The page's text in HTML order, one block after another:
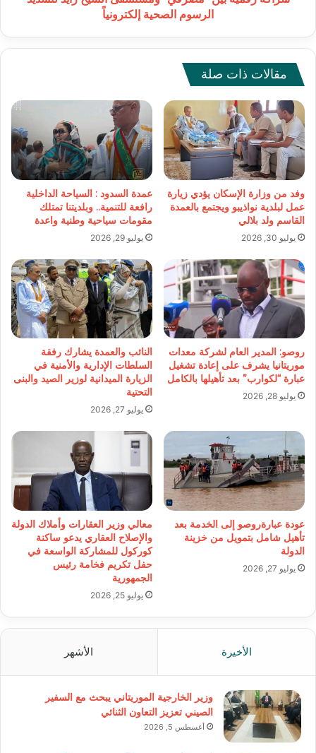
الرسوم الصحية إلكترونياً
مقالات ذات صلة
وفد من وزارة الإسكان يؤدي زيارة
عمل لبلدية نواذيبو ويجتمع بالعمدة
القاسم ولد بلالي
يوليو 30, 2026
عمدة السدود : السياحة الداخلية
رافعة للتنمية.. وبلديتنا تمتلك
مقومات سياحية وطنية واعدة
يوليو 29, 2026
روصو: المدير العام لشركة معدات
موريتانيا يشرف على إعادة تشغيل
عبارة “لكوارب” بعد تأهيلها بالكامل
يوليو 28, 2026
النائب والعمدة يشارك رفقة
السلطات الإدارية والأمنية في
الزيارة الميدانية لوزير الصيد والبنى
التحتية
يوليو 27, 2026
عودة عبارةروصو إلى الخدمة بعد
تأهيل شامل بتمويل من خزينة
الدولة
يوليو 27, 2026
معالي وزير العقارات وأملاك الدولة
والإصلاح العقاري يدعو ساكنة
كوركول للمشاركة الواسعة في
حفل تكريم فخامة رئيس
الجمهورية
يوليو 25, 2026
الأخيرة الأشهر
وزير الخارجية الموريتاني يبحث مع السفير
الصيني تعزيز التعاون الثنائي
أغسطس 5, 2026